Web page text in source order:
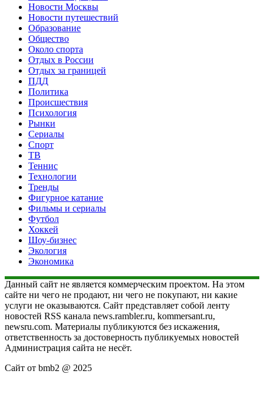
Новости Москвы
Новости путешествий
Образование
Общество
Около спорта
Отдых в России
Отдых за границей
ПДД
Политика
Происшествия
Психология
Рынки
Сериалы
Спорт
ТВ
Теннис
Технологии
Тренды
Фигурное катание
Фильмы и сериалы
Футбол
Хоккей
Шоу-бизнес
Экология
Экономика
Данный сайт не является коммерческим проектом. На этом
сайте ни чего не продают, ни чего не покупают, ни какие
услуги не оказываются. Сайт представляет собой ленту
новостей RSS канала news.rambler.ru, kommersant.ru,
newsru.com. Материалы публикуются без искажения,
ответственность за достоверность публикуемых новостей
Администрация сайта не несёт.
Сайт от bmb2 @ 2025